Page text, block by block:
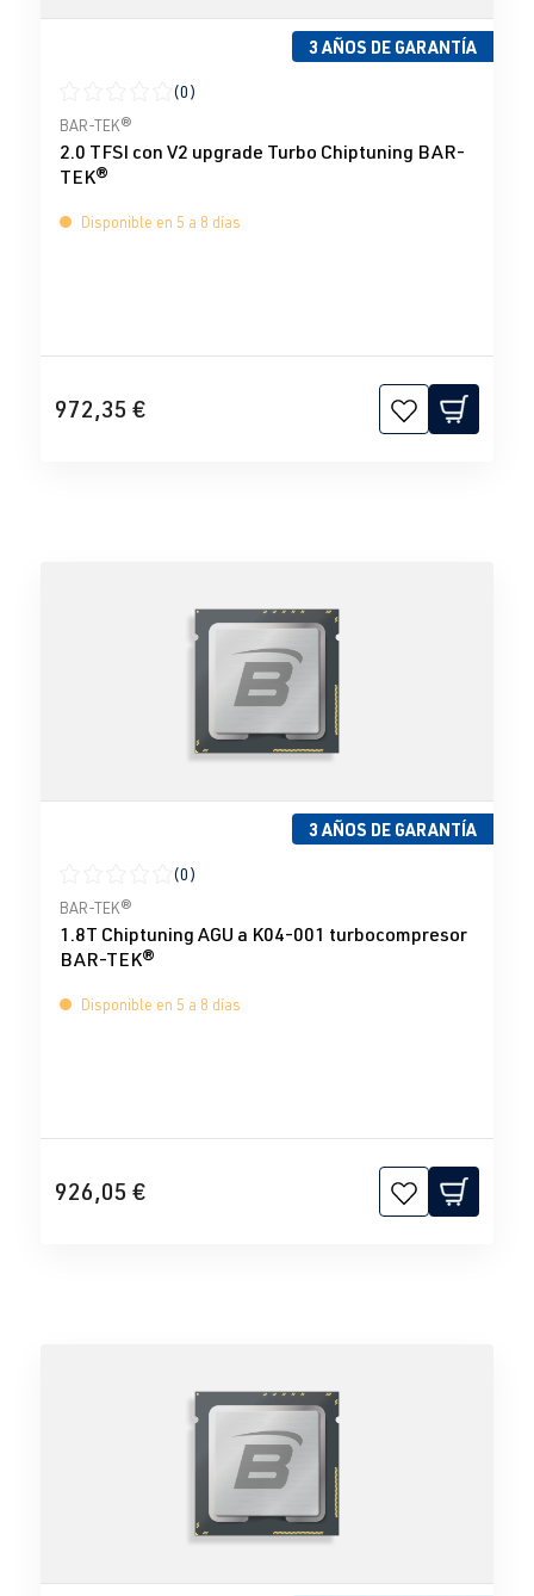
3 AÑOS DE GARANTÍA
Calificación promedio de 0 de 5 estrellas
(0)
BAR-TEK®
2.0 TFSI con V2 upgrade Turbo Chiptuning BAR-
TEK®
Disponible en 5 a 8 días
972,35 €
3 AÑOS DE GARANTÍA
Calificación promedio de 0 de 5 estrellas
(0)
BAR-TEK®
1.8T Chiptuning AGU a K04-001 turbocompresor
BAR-TEK®
Disponible en 5 a 8 días
926,05 €